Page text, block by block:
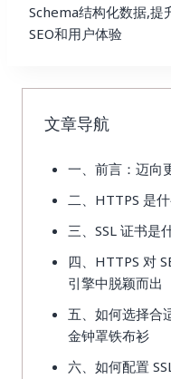
Navigation
Schema结构化数据,提
SEO和用户体验
文章导航
一、前言：迈向
二、HTTPS 是
三、SSL 证书是
四、HTTPS 对
引擎中脱颖而出
五、如何选择合
金钟罩铁布衫
六、如何配置